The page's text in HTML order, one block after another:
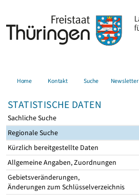
Home Kontakt Suche Newsletter
STATISTISCHE DATEN
Sachliche Suche
Regionale Suche
Kürzlich bereitgestellte Daten
Allgemeine Angaben, Zuordnungen
Gebietsveränderungen,
Änderungen zum Schlüsselverzeichnis